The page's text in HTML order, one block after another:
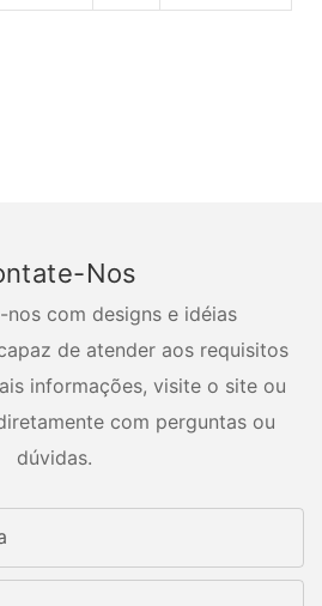
Nos
nos com designs e idéias
de atender aos requisitos
informações, visite o site ou
com perguntas ou
dúvidas.